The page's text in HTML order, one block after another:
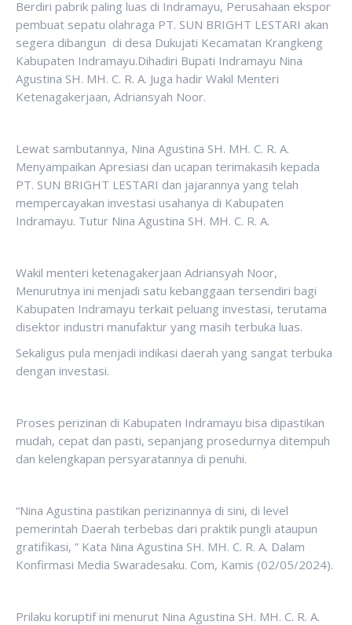
Berdiri pabrik paling luas di Indramayu, Perusahaan ekspor
pembuat sepatu olahraga PT. SUN BRIGHT LESTARI akan
segera dibangun di desa Dukujati Kecamatan Krangkeng
Kabupaten Indramayu.Dihadiri Bupati Indramayu Nina
Agustina SH. MH. C. R. A. Juga hadir Wakil Menteri
Ketenagakerjaan, Adriansyah Noor.
Lewat sambutannya, Nina Agustina SH. MH. C. R. A.
Menyampaikan Apresiasi dan ucapan terimakasih kepada
PT. SUN BRIGHT LESTARI dan jajarannya yang telah
mempercayakan investasi usahanya di Kabupaten
Indramayu. Tutur Nina Agustina SH. MH. C. R. A.
Wakil menteri ketenagakerjaan Adriansyah Noor,
Menurutnya ini menjadi satu kebanggaan tersendiri bagi
Kabupaten Indramayu terkait peluang investasi, terutama
disektor industri manufaktur yang masih terbuka luas.
Sekaligus pula menjadi indikasi daerah yang sangat terbuka
dengan investasi.
Proses perizinan di Kabupaten Indramayu bisa dipastikan
mudah, cepat dan pasti, sepanjang prosedurnya ditempuh
dan kelengkapan persyaratannya di penuhi.
“Nina Agustina pastikan perizinannya di sini, di level
pemerintah Daerah terbebas dari praktik pungli ataupun
gratifikasi, ” Kata Nina Agustina SH. MH. C. R. A. Dalam
Konfirmasi Media Swaradesaku. Com, Kamis (02/05/2024).
Prilaku koruptif ini menurut Nina Agustina SH. MH. C. R. A.